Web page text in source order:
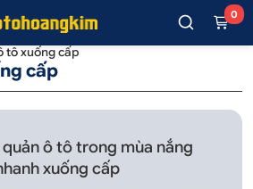
0
tô xuống cấp
cấp
ô tô trong mùa nắng
xuống cấp